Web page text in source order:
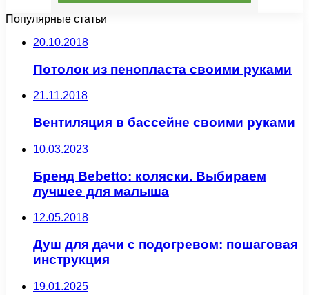
Популярные статьи
20.10.2018
Потолок из пенопласта своими руками
21.11.2018
Вентиляция в бассейне своими руками
10.03.2023
Бренд Bebetto: коляски. Выбираем
лучшее для малыша
12.05.2018
Душ для дачи с подогревом: пошаговая
инструкция
19.01.2025